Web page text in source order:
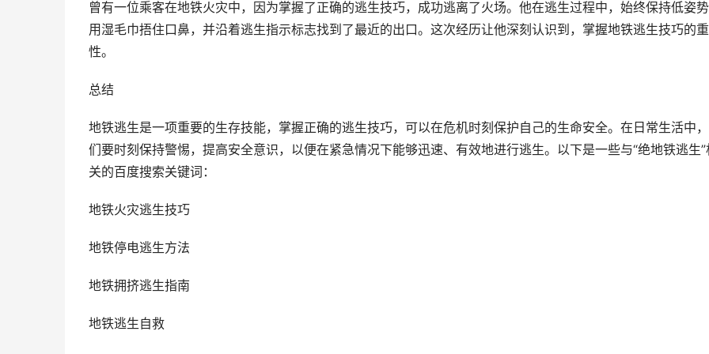
曾有一位乘客在地铁火灾中，因为掌握了正确的逃生技巧，成功逃离了火场。他在逃生过程中，始终保持低姿势
用湿毛巾捂住口鼻，并沿着逃生指示标志找到了最近的出口。这次经历让他深刻认识到，掌握地铁逃生技巧的
性。
总结
地铁逃生是一项重要的生存技能，掌握正确的逃生技巧，可以在危机时刻保护自己的生命安全。在日常生活中
们要时刻保持警惕，提高安全意识，以便在紧急情况下能够迅速、有效地进行逃生。以下是一些与“绝地铁逃生”
关的百度搜索关键词：
地铁火灾逃生技巧
地铁停电逃生方法
地铁拥挤逃生指南
地铁逃生自救